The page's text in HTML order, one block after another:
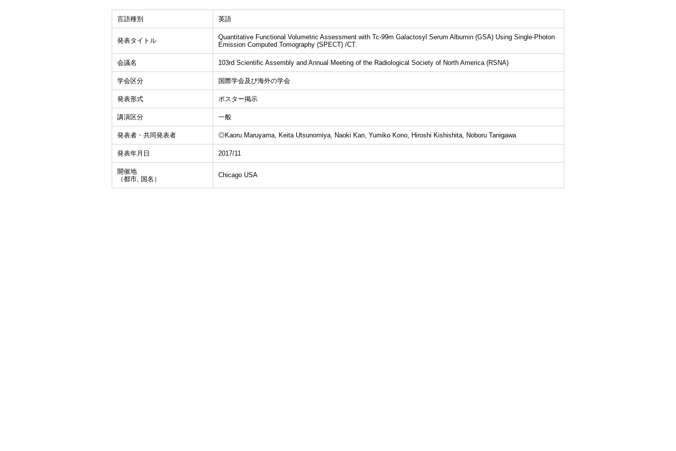
言語種別 英語
発表タイトル
Quantitative Functional Volumetric Assessment with Tc-99m Galactosyl Serum Albumin (GSA) Using Single-Photon
Emission Computed Tomography (SPECT) /CT.
会議名 103rd Scientific Assembly and Annual Meeting of the Radiological Society of North America (RSNA)
学会区分 国際学会及び海外の学会
発表形式 ポスター掲示
講演区分 一般
発表者・共同発表者 ◎Kaoru Maruyama, Keita Utsunomiya, Naoki Kan, Yumiko Kono, Hiroshi Kishishita, Noboru Tanigawa
発表年月日 2017/11
開催地
（都市, 国名）
Chicago USA